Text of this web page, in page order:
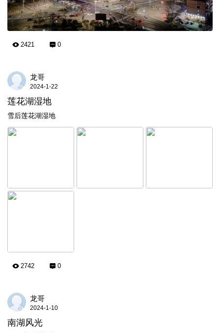
2421 0
龙哥
2024-1-22
莲花湖湿地
雪后莲花湖湿地
2742 0
龙哥
2024-1-10
南湖风光